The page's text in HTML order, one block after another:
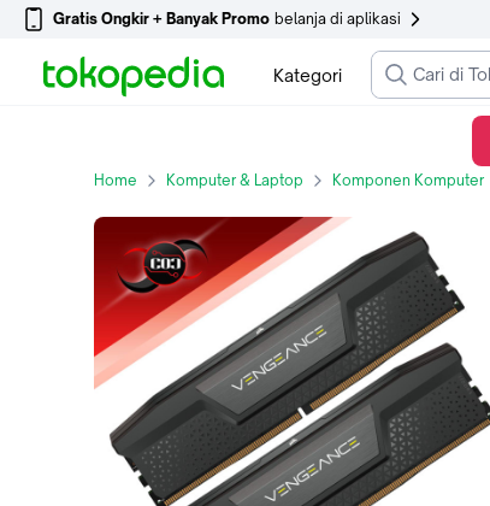
Gratis Ongkir + Banyak Promo belanja di aplikasi
Kategori
Home Komputer & Laptop Komponen Komputer